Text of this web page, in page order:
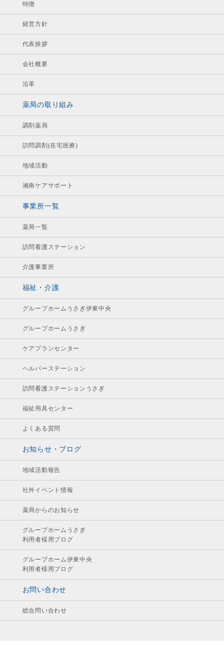
特徴
経営方針
代表挨拶
会社概要
沿革
薬局の取り組み
調剤薬局
訪問調剤(在宅医療)
地域活動
湘南ケアサポート
事業所一覧
薬局一覧
訪問看護ステーション
介護事業所
福祉・介護
グループホームうさぎ伊東中央
グループホームうさぎ
ケアプランセンター
ヘルパーステーション
訪問看護ステーションうさぎ
福祉用具センター
よくある質問
お知らせ・ブログ
地域活動報告
社外イベント情報
薬局からのお知らせ
グループホームうさぎ
利用者様用ブログ
グループホーム伊東中央
利用者様用ブログ
お問い合わせ
総合問い合わせ